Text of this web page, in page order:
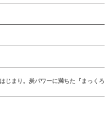
まり。炭パワーに満ちた『まっくろ